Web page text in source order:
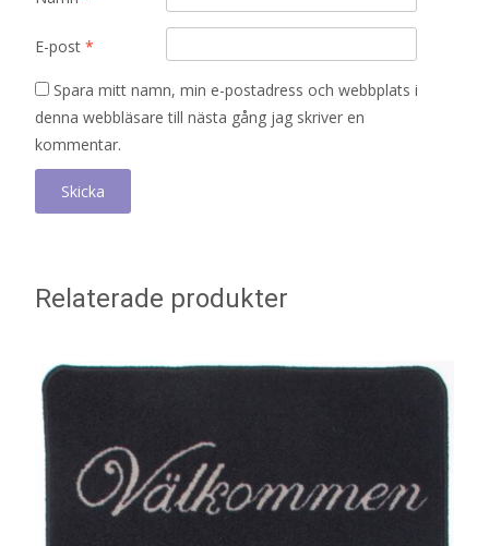
E-post *
Spara mitt namn, min e-postadress och webbplats i
denna webbläsare till nästa gång jag skriver en
kommentar.
Relaterade produkter